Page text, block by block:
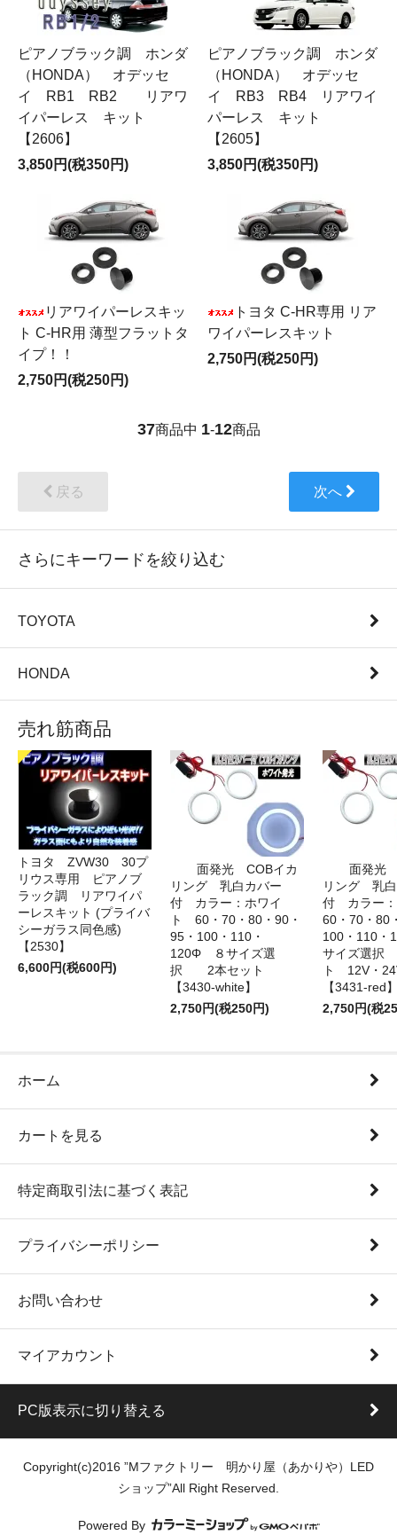
ピアノブラック調 ホンダ
（HONDA） オデッセ
イ RB1 RB2 リアワ
イパーレス キット
【2606】
3,850円(税350円)
ピアノブラック調 ホンダ
（HONDA） オデッセ
イ RB3 RB4 リアワイ
パーレス キット
【2605】
3,850円(税350円)
リアワイパーレスキッ
ト C-HR用 薄型フラットタ
イプ！！
2,750円(税250円)
トヨタ C-HR専用 リア
ワイパーレスキット
2,750円(税250円)
37商品中 1-12商品
戻る 次へ
さらにキーワードを絞り込む
TOYOTA
HONDA
売れ筋商品
トヨタ ZVW30 30プ
リウス専用 ピアノブ
ラック調 リアワイパ
ーレスキット (プライバ
シーガラス同色感)
【2530】
6,600円(税600円)
面発光 COBイカ
リング 乳白カバー
付 カラー：ホワイ
ト 60・70・80・90・
95・100・110・
120Φ ８サイズ選
択 2本セット
【3430-white】
2,750円(税250円)
面発光
リング 乳
付 カラー
60・70・80
100・110
サイズ選
ト 12V・
【3431-red
2,750円(税
ホーム
カートを見る
特定商取引法に基づく表記
プライバシーポリシー
お問い合わせ
マイアカウント
PC版表示に切り替える
Copyright(c)2016 ”Mファクトリー 明かり屋（あかりや）LED
ショップ”All Right Reserved.
Powered By